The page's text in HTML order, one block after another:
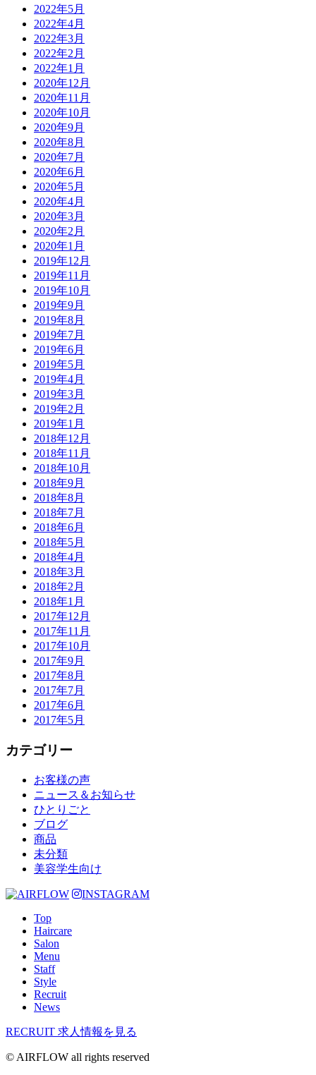
2022年5月
2022年4月
2022年3月
2022年2月
2022年1月
2020年12月
2020年11月
2020年10月
2020年9月
2020年8月
2020年7月
2020年6月
2020年5月
2020年4月
2020年3月
2020年2月
2020年1月
2019年12月
2019年11月
2019年10月
2019年9月
2019年8月
2019年7月
2019年6月
2019年5月
2019年4月
2019年3月
2019年2月
2019年1月
2018年12月
2018年11月
2018年10月
2018年9月
2018年8月
2018年7月
2018年6月
2018年5月
2018年4月
2018年3月
2018年2月
2018年1月
2017年12月
2017年11月
2017年10月
2017年9月
2017年8月
2017年7月
2017年6月
2017年5月
カテゴリー
お客様の声
ニュース＆お知らせ
ひとりごと
ブログ
商品
未分類
美容学生向け
INSTAGRAM
Top
Haircare
Salon
Menu
Staff
Style
Recruit
News
RECRUIT 求人情報を見る
© AIRFLOW all rights reserved